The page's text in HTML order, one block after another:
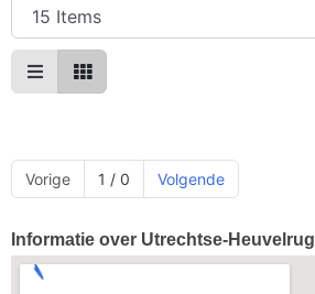
Vorige 1 / 0 Volgende
Informatie over Utrechtse-Heuvelrug